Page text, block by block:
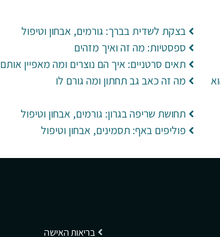
בצקת לשדית בברך: גורמים, אבחון וטיפול
ספסטיות: מה זה ואיך מזהים
תאים סרטניים: איך הם נוצרים ומה מאפיין אותם
מה זה כאב גב תחתון ומה גורם לו
תחושת שריפה בגרון: גורמים, אבחון וטיפול
פוליפים באף: תסמינים, אבחון וטיפול
בריאות האישה